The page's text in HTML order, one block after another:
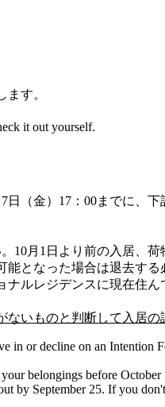
す。
it out yourself.
（金）17：00までに、
月1日より前の入居、荷
となった場合は退去する
ルレジデンスに現在住
いものと判断して入居の
in or decline on an Intention
belongings before
by September 25. If you